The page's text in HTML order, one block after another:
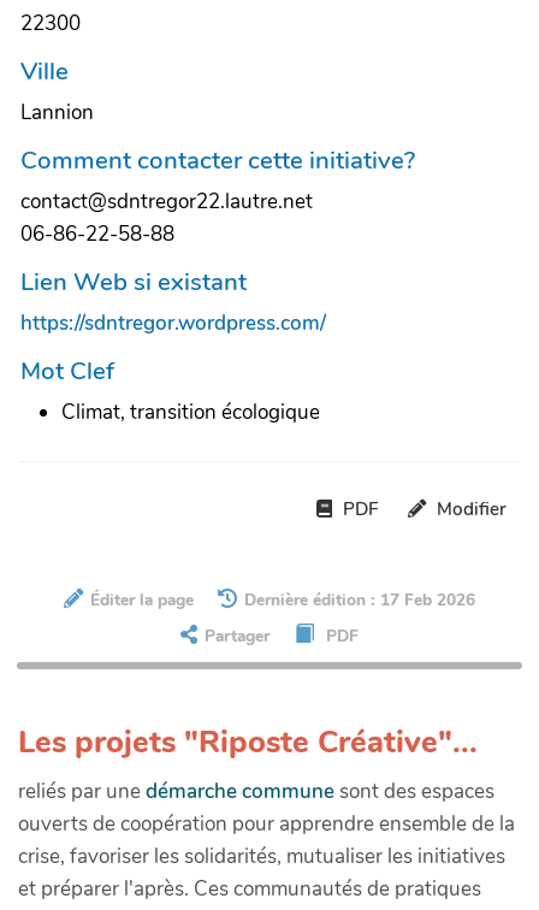
22300
Ville
Lannion
Comment contacter cette initiative?
contact@sdntregor22.lautre.net
06-86-22-58-88
Lien Web si existant
https://sdntregor.wordpress.com/
Mot Clef
Climat, transition écologique
PDF Modifier
Éditer la page
Dernière édition : 17 Feb 2026
Partager
PDF